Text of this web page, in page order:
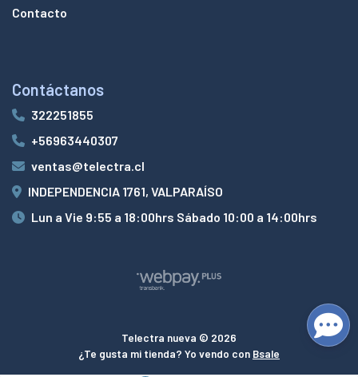
Contacto
Contáctanos
322251855
+56963440307
ventas@telectra.cl
INDEPENDENCIA 1761, VALPARAÍSO
Lun a Vie 9:55 a 18:00hrs Sábado 10:00 a 14:00hrs
Telectra nueva © 2026
¿Te gusta mi tienda? Yo vendo con Bsale